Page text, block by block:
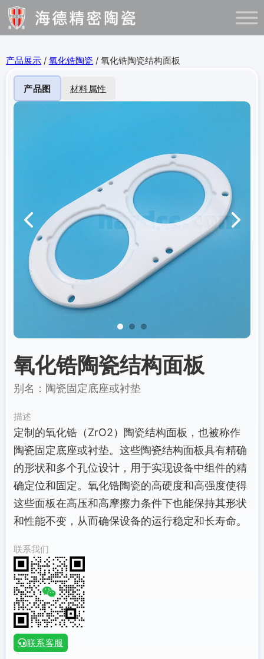
产品展示 / 氧化锆陶瓷 / 氧化锆陶瓷结构面板
产品图 材料属性
氧化锆陶瓷结构面板
别名：陶瓷固定底座或衬垫
描述
定制的氧化锆（ZrO2）陶瓷结构面板，也被称作
陶瓷固定底座或衬垫。这些陶瓷结构面板具有精确
的形状和多个孔位设计，用于实现设备中组件的精
确定位和固定。氧化锆陶瓷的高硬度和高强度使得
这些面板在高压和高摩擦力条件下也能保持其形状
和性能不变，从而确保设备的运行稳定和长寿命。
联系我们
联系客服